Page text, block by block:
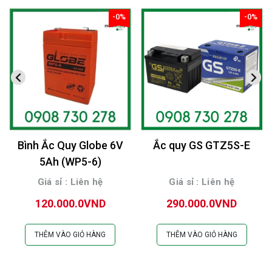
-0%
giảm
Bình Ắc Quy Globe 6V
5Ah (WP5-6)
Giá sỉ : Liên hệ
120.000.0VND
THÊM VÀO GIỎ HÀNG
-0%
giảm
Ắc quy GS GTZ5S-E
Giá sỉ : Liên hệ
290.000.0VND
THÊM VÀO GIỎ HÀNG